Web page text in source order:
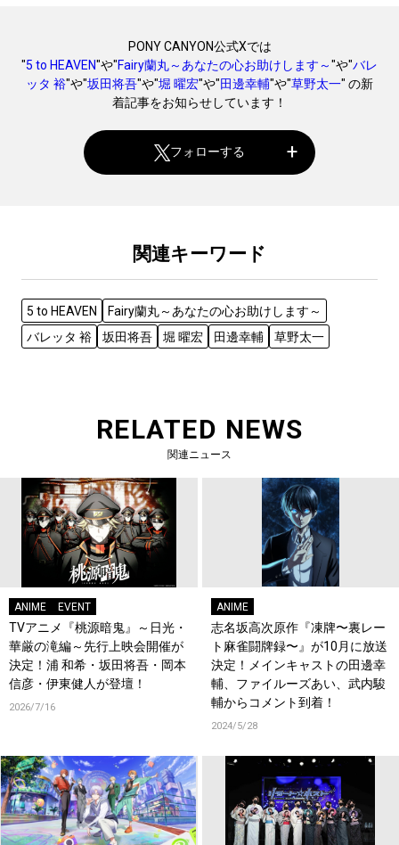
PONY CANYON公式Xでは
"5 to HEAVEN"や"Fairy蘭丸～あなたの心お助けします～"や"バレ
ッタ 裕"や"坂田将吾"や"堀 曜宏"や"田邊幸輔"や"草野太一" の新
着記事をお知らせしています！
フォローする
関連キーワード
5 to HEAVEN
Fairy蘭丸～あなたの心お助けします～
バレッタ 裕
坂田将吾 堀 曜宏 田邊幸輔 草野太一
RELATED NEWS
関連ニュース
ANIME EVENT
TVアニメ『桃源暗鬼』～日光・
華厳の滝編～先行上映会開催が
決定！浦 和希・坂田将吾・岡本
信彦・伊東健人が登壇！
2026/7/16
ANIME
志名坂高次原作『凍牌〜裏レー
ト麻雀闘牌録〜』が10月に放送
決定！メインキャストの田邊幸
輔、ファイルーズあい、武内駿
輔からコメント到着！
2024/5/28